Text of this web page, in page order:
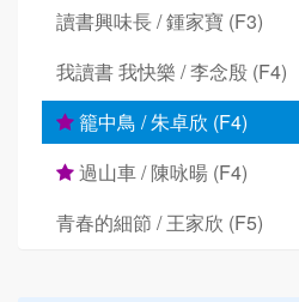
讀書興味長 / 鍾家寶 (F3)
我讀書 我快樂 / 李念殷 (F4)
籠中鳥 / 朱卓欣 (F4)
過山車 / 陳咏暘 (F4)
青春的細節 / 王家欣 (F5)